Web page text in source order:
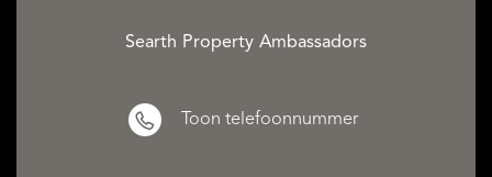
Searth Property Ambassadors
Toon telefoonnummer